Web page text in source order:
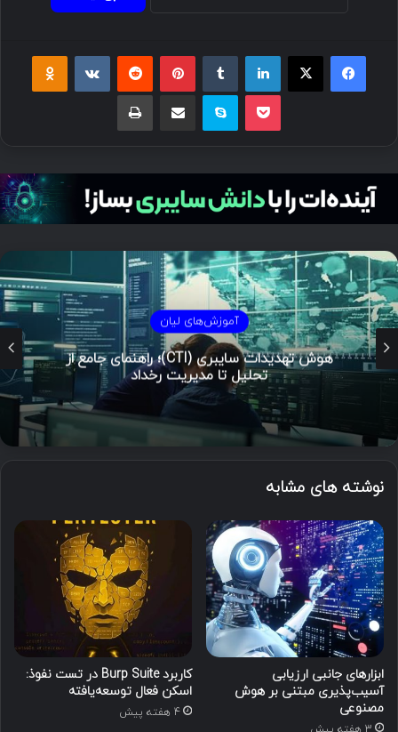
فیسبوک ایکس لینکداین پینتریست
پاکت اسکایپ چاپ
آموزش‌های لیان
هوش تهدیدات سایبری (CTI)؛ راهنمای جامع از
تحلیل تا مدیریت رخداد
نوشته های مشابه
ابزارهای جانبی ارزیابی
آسیب‌پذیری مبتنی بر هوش
مصنوعی
کاربرد Burp Suite در تست نفوذ:
اسکن فعال توسعه‌یافته
4 هفته پیش